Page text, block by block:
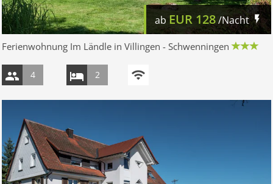
ab EUR 128/Nacht
Ferienwohnung Im Ländle in Villingen - Schwenningen
4 2